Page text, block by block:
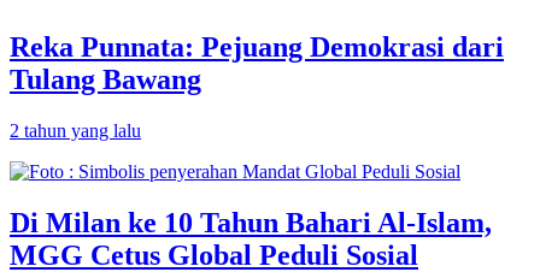
Reka Punnata: Pejuang Demokrasi dari
Tulang Bawang
2 tahun yang lalu
Di Milan ke 10 Tahun Bahari Al-Islam,
MGG Cetus Global Peduli Sosial